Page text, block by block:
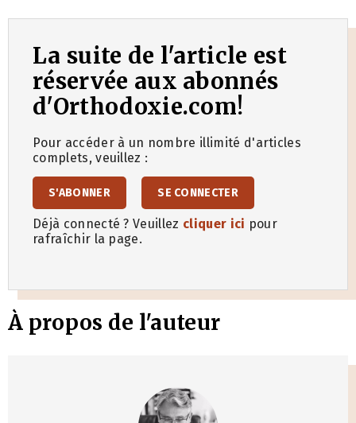
La suite de l'article est
réservée aux abonnés
d'Orthodoxie.com!
Pour accéder à un nombre illimité d'articles
complets, veuillez :
S'ABONNER SE CONNECTER
Déjà connecté ? Veuillez cliquer ici pour
rafraîchir la page.
À propos de l'auteur